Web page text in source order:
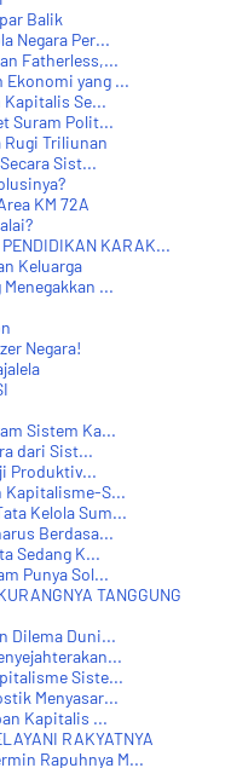
Balik
Negara Per...
Fatherless,...
Ekonomi yang ...
Kapitalis Se...
Suram Polit...
Rugi Triliunan
Sist...
KM 72A
PENDIDIKAN KARAK...
Keluarga
...
Negara!
Sistem Ka...
dari Sist...
Produktiv...
Kapitalisme-S...
Kelola Sum...
Berdasa...
Sedang K...
Punya Sol...
TANGGUNG
Dilema Duni...
Siste...
Menyasar...
Kapitalis ...
RAKYATNYA
Rapuhnya M...